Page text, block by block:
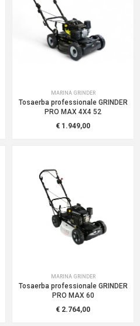
MARINA GRINDER
Tosaerba professionale GRINDER
PRO MAX 4X4 52
€ 1.949,00
MARINA GRINDER
Tosaerba professionale GRINDER
PRO MAX 60
€ 2.764,00